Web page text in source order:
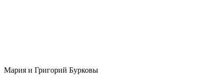
Мария и Григорий Бурковы